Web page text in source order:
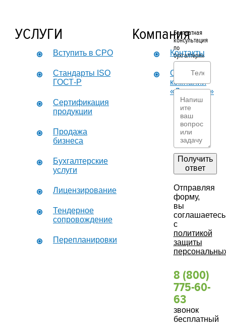
УСЛУГИ
Вступить в СРО
Стандарты ISO
ГОСТ-Р
Сертификация
продукции
Продажа
бизнеса
Бухгалтерские
услуги
Лицензирование
Тендерное
сопровождение
Перепланировки
Компания
Контакты
О
компании
«Дикастер»
Бесплатная
консультация
по
бухгалтерии
Получить
ответ
Отправляя
форму,
вы
соглашаетесь
с
политикой
защиты
8 (800)
775-60-
63
звонок
бесплатный